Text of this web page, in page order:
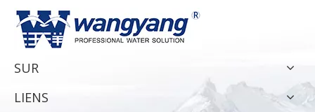
SUR
LIENS